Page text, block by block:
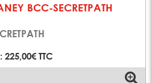
BCC-SECRETPATH
225,00€ TTC